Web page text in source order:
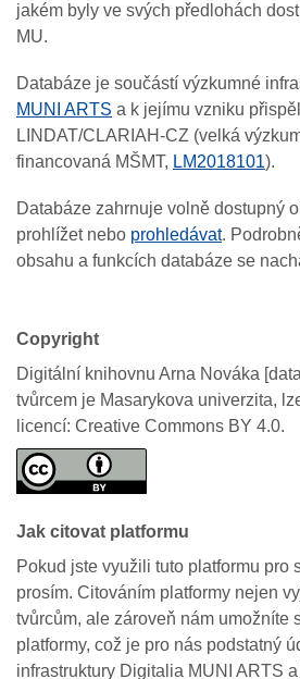
jakém byly ve svých předlohách
MU.
Databáze je součástí výzkumné
MUNI ARTS a k jejímu vzniku
LINDAT/CLARIAH-CZ (velká
financovaná MŠMT, LM2018101).
Databáze zahrnuje volně dostupný
prohlížet nebo prohledávat.
obsahu a funkcích databáze se
Copyright
Digitální knihovnu Arna Nováka
tvůrcem je Masarykova univerzita,
licencí: Creative Commons BY 4.0.
Jak citovat platformu
Pokud jste využili tuto platformu pro
prosím. Citováním platformy nejen
tvůrcům, ale zároveň nám umožníte
platformy, což je pro nás podstatný
infrastruktury Digitalia MUNI ARTS